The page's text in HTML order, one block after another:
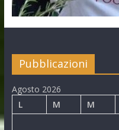
Pubblicazioni
Agosto 2026
L
M M